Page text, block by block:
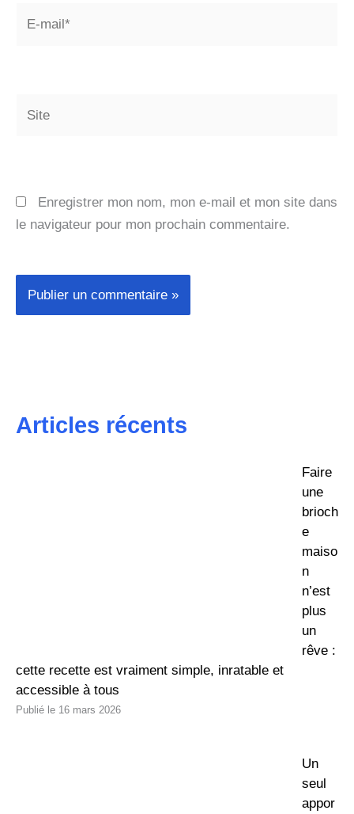
Enregistrer mon nom, mon e-mail et mon site dans
le navigateur pour mon prochain commentaire.
Articles récents
Faire
une
brioch
e
maiso
n
n’est
plus
un
rêve :
cette recette est vraiment simple, inratable et
accessible à tous
16 mars 2026
Un
seul
appor